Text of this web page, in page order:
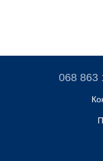
068 863